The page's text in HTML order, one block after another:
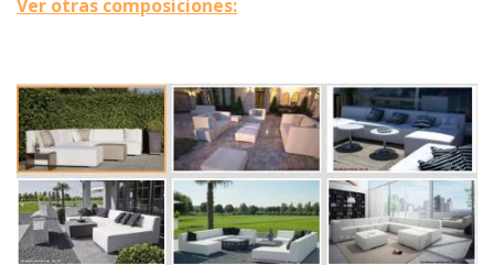
Ver otras composiciones: